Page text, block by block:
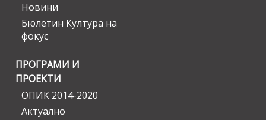
Новини
Бюлетин Култура на
фокус
ПРОГРАМИ И
ПРОЕКТИ
ОПИК 2014-2020
Актуално